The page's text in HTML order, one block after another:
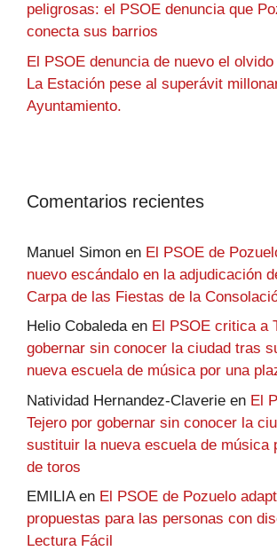
peligrosas: el PSOE denuncia que
conecta sus barrios
El PSOE denuncia de nuevo el
La Estación pese al superávit
Ayuntamiento.
Comentarios recientes
Manuel Simon en El PSOE de
nuevo escándalo en la adjudicación
Carpa de las Fiestas de la
Helio Cobaledaen El PSOE critica a
gobernar sin conocer la ciudad tras
nueva escuela de música por una
Natividad Hernandez-Claverie en El
Tejero por gobernar sin conocer la
sustituir la nueva escuela de música
de toros
EMILIAen El PSOE de Pozuelo
propuestas para las personas con
Lectura Fácil